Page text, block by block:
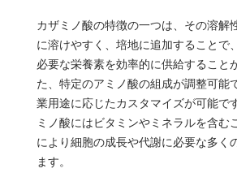
カザミノ酸の特徴の一つは、その溶解
に溶けやすく、培地に追加することで
必要な栄養素を効率的に供給すること
た、特定のアミノ酸の組成が調整可能
業用途に応じたカスタマイズが可能で
ミノ酸にはビタミンやミネラルを含む
により細胞の成長や代謝に必要な多く
ます。